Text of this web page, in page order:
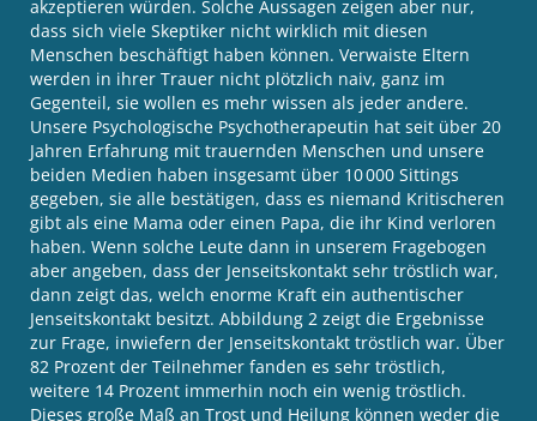
akzeptieren würden. Solche Aussagen zeigen aber nur,
dass sich viele Skeptiker nicht wirklich mit diesen
Menschen beschäftigt haben können. Verwaiste Eltern
werden in ihrer Trauer nicht plötzlich naiv, ganz im
Gegenteil, sie wollen es mehr wissen als jeder andere.
Unsere Psychologische Psychotherapeutin hat seit über 20
Jahren Erfahrung mit trauernden Menschen und unsere
beiden Medien haben insgesamt über 10 000 Sittings
gegeben, sie alle bestätigen, dass es niemand Kritischeren
gibt als eine Mama oder einen Papa, die ihr Kind verloren
haben. Wenn solche Leute dann in unserem Fragebogen
aber angeben, dass der Jenseitskontakt sehr tröstlich war,
dann zeigt das, welch enorme Kraft ein authentischer
Jenseitskontakt besitzt. Abbildung 2 zeigt die Ergebnisse
zur Frage, inwiefern der Jenseitskontakt tröstlich war. Über
82 Prozent der Teilnehmer fanden es sehr tröstlich,
weitere 14 Prozent immerhin noch ein wenig tröstlich.
Dieses große Maß an Trost und Heilung können weder die